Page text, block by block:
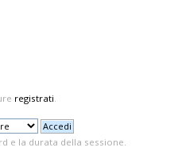
registrati.
e la durata della sessione.